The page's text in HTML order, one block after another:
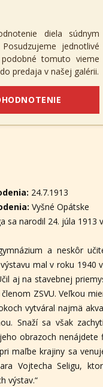
diela súdnym
jednotlivé
tomuto vieme
predaja v našej galérii.
24.7.1913
Vyšné Opátske
sa narodil 24. júla
a neskôr
mal v roku 1940
aj na stavebnej
ZSVU. Veľkou
vytváral najmä
Snaží sa však
obrazoch
maľbe krajiny sa
Vojtecha Seligu,
výstav.“